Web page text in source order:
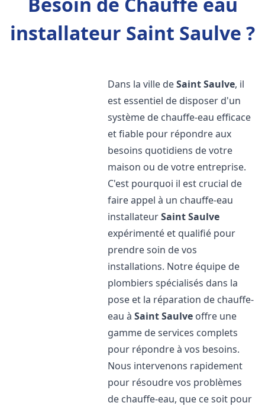
installateur Saint Saulve ?
Dans la ville deSaint Saulve, il
est essentiel de disposer d'un
système de chauffe-eau efficace
et fiable pour répondre aux
besoins quotidiens de votre
maison ou de votre entreprise.
C'est pourquoi il est crucial de
faire appel à un chauffe-eau
installateurSaint Saulve
expérimenté et qualifié pour
prendre soin de vos
installations. Notre équipe de
plombiers spécialisés dans la
pose et la réparation de chauffe-
eau àSaint Saulve offre une
gamme de services complets
pour répondre à vos besoins.
Nous intervenons rapidement
pour résoudre vos problèmes
de chauffe-eau, que ce soit pour